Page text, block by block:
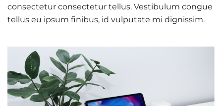
consectetur consectetur tellus. Vestibulum congue
tellus eu ipsum finibus, id vulputate mi dignissim.